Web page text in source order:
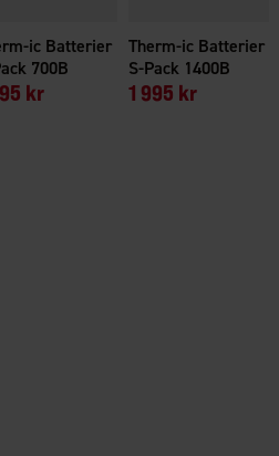
ic Batterier
700B
kr
Therm-ic Batterier
S-Pack 1400B
1 995 kr